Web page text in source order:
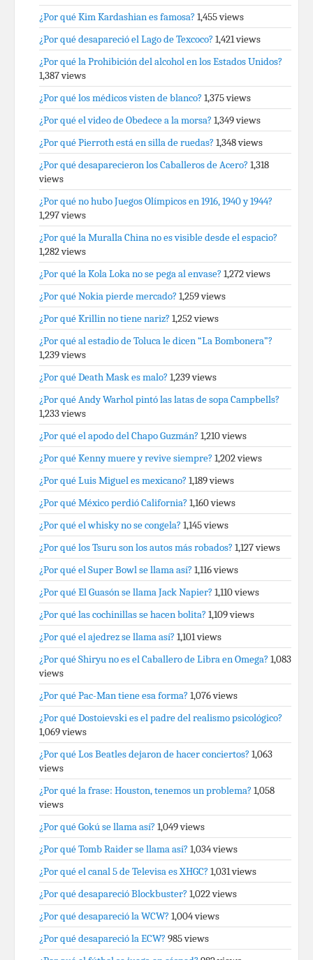
¿Por qué Kim Kardashian es famosa? 1,455 views
¿Por qué desapareció el Lago de Texcoco? 1,421 views
¿Por qué la Prohibición del alcohol en los Estados Unidos?
1,387 views
¿Por qué los médicos visten de blanco? 1,375 views
¿Por qué el video de Obedece a la morsa? 1,349 views
¿Por qué Pierroth está en silla de ruedas? 1,348 views
¿Por qué desaparecieron los Caballeros de Acero? 1,318
views
¿Por qué no hubo Juegos Olímpicos en 1916, 1940 y 1944?
1,297 views
¿Por qué la Muralla China no es visible desde el espacio?
1,282 views
¿Por qué la Kola Loka no se pega al envase? 1,272 views
¿Por qué Nokia pierde mercado? 1,259 views
¿Por qué Krillin no tiene nariz? 1,252 views
¿Por qué al estadio de Toluca le dicen “La Bombonera”?
1,239 views
¿Por qué Death Mask es malo? 1,239 views
¿Por qué Andy Warhol pintó las latas de sopa Campbells?
1,233 views
¿Por qué el apodo del Chapo Guzmán? 1,210 views
¿Por qué Kenny muere y revive siempre? 1,202 views
¿Por qué Luis Miguel es mexicano? 1,189 views
¿Por qué México perdió California? 1,160 views
¿Por qué el whisky no se congela? 1,145 views
¿Por qué los Tsuru son los autos más robados? 1,127 views
¿Por qué el Super Bowl se llama así? 1,116 views
¿Por qué El Guasón se llama Jack Napier? 1,110 views
¿Por qué las cochinillas se hacen bolita? 1,109 views
¿Por qué el ajedrez se llama así? 1,101 views
¿Por qué Shiryu no es el Caballero de Libra en Omega? 1,083
views
¿Por qué Pac-Man tiene esa forma? 1,076 views
¿Por qué Dostoievski es el padre del realismo psicológico?
1,069 views
¿Por qué Los Beatles dejaron de hacer conciertos? 1,063
views
¿Por qué la frase: Houston, tenemos un problema? 1,058
views
¿Por qué Gokú se llama así? 1,049 views
¿Por qué Tomb Raider se llama así? 1,034 views
¿Por qué el canal 5 de Televisa es XHGC? 1,031 views
¿Por qué desapareció Blockbuster? 1,022 views
¿Por qué desapareció la WCW? 1,004 views
¿Por qué desapareció la ECW? 985 views